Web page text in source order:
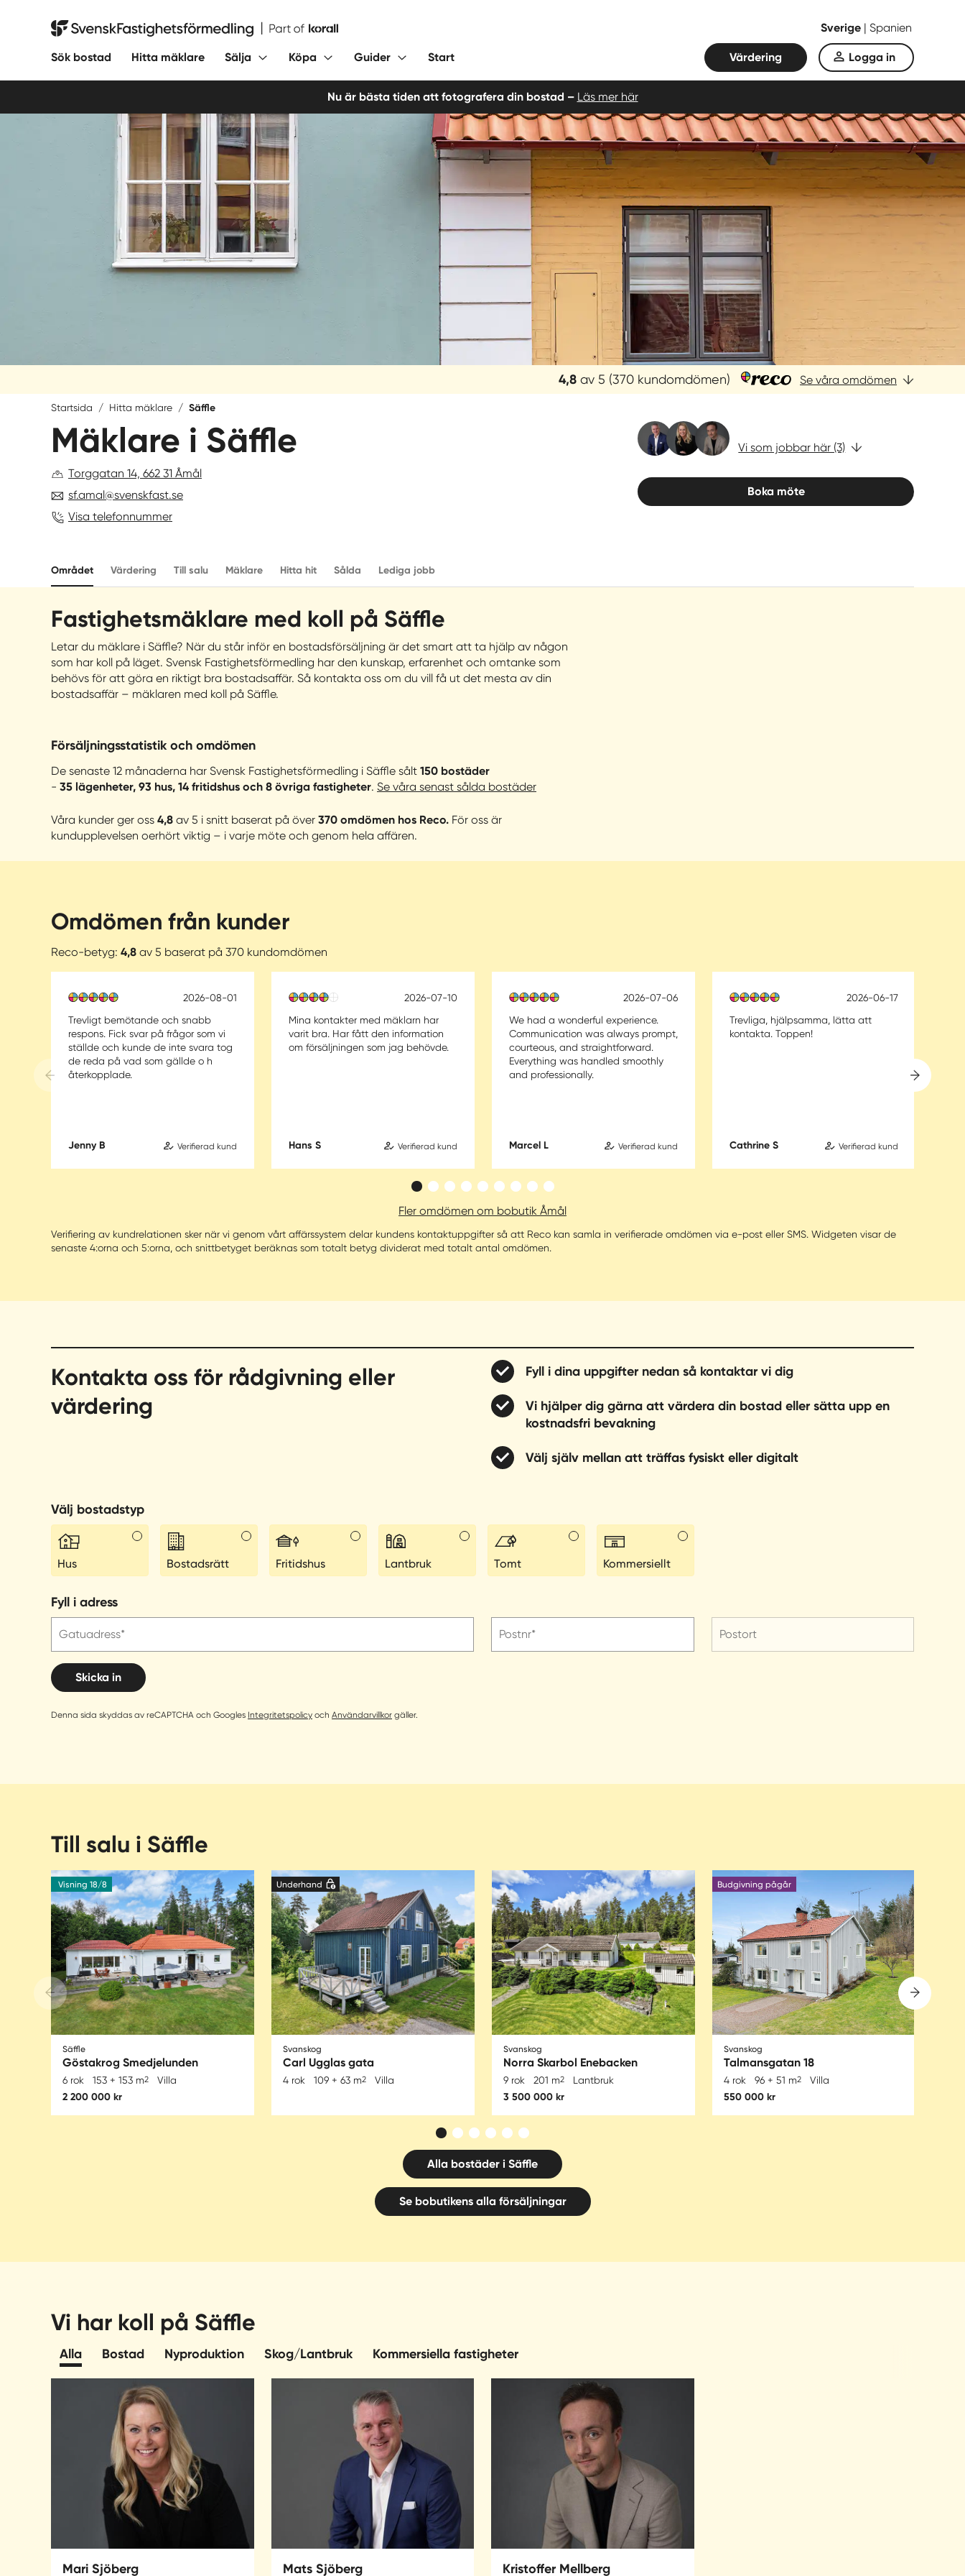
Svensk Fastighetsförmedling Sverige | Spanien
Sök bostad Hitta mäklare Sälja Köpa Guider Start Värdering Logga in
Nu är bästa tiden att fotografera din bostad – Läs mer här
Reco
betyg:
4,8 av 5 (370 kundomdömen) Se våra omdömen
Startsida / Hitta mäklare / Säffle
Mäklare i Säffle
Torggatan 14, 662 31 Åmål
sf.amal@svenskfast.se
Visa telefonnummer
Vi som jobbar här (3)
Boka möte
Området Värdering Till salu Mäklare Hitta hit Sålda Lediga jobb
Fastighetsmäklare med koll på Säffle
Letar du mäklare i Säffle? När du står inför en bostadsförsäljning är det smart att ta hjälp av någon
som har koll på läget. Svensk Fastighetsförmedling har den kunskap, erfarenhet och omtanke som
behövs för att göra en riktigt bra bostadsaffär. Så kontakta oss om du vill få ut det mesta av din
bostadsaffär – mäklaren med koll på Säffle.
Försäljningsstatistik och omdömen
De senaste 12 månaderna har Svensk Fastighetsförmedling i Säffle sålt 150 bostäder
- 35 lägenheter, 93 hus, 14 fritidshus och 8 övriga fastigheter. Se våra senast sålda bostäder
Våra kunder ger oss 4,8 av 5 i snitt baserat på över 370 omdömen hos Reco. För oss är
kundupplevelsen oerhört viktig – i varje möte och genom hela affären.
Omdömen från kunder
Reco-betyg: 4,8 av 5 baserat på 370 kundomdömen
2026-08-01
Trevligt bemötande och snabb
respons. Fick svar på frågor som vi
ställde och kunde de inte svara tog
de reda på vad som gällde o h
återkopplade.
Jenny B Verifierad kund
2026-07-10
Mina kontakter med mäklarn har
varit bra. Har fått den information
om försäljningen som jag behövde.
Hans S Verifierad kund
2026-07-06
We had a wonderful experience.
Communication was always prompt,
courteous, and straightforward.
Everything was handled smoothly
and professionally.
Marcel L Verifierad kund
2026-06-17
Trevliga, hjälpsamma, lätta att
kontakta. Toppen!
Cathrine S Verifierad kund
Fler omdömen om bobutik Åmål
Verifiering av kundrelationen sker när vi genom vårt affärssystem delar kundens kontaktuppgifter så att Reco kan samla in verifierade omdömen via e-post eller SMS. Widgeten visar de
senaste 4:orna och 5:orna, och snittbetyget beräknas som totalt betyg dividerat med totalt antal omdömen.
Kontakta oss för rådgivning eller
värdering
Fyll i dina uppgifter nedan så kontaktar vi dig
Vi hjälper dig gärna att värdera din bostad eller sätta upp en
kostnadsfri bevakning
Välj själv mellan att träffas fysiskt eller digitalt
Välj bostadstyp
Hus Bostadsrätt Fritidshus Lantbruk Tomt Kommersiellt
Fyll i adress
Gatuadress* Postnr* Postort
Skicka in
Denna sida skyddas av reCAPTCHA och Googles Integritetspolicy och Användarvillkor gäller.
Till salu i Säffle
Visning 18/8
Säffle
Göstakrog Smedjelunden
6 rok 153 + 153 m2 Villa
2 200 000 kr
Underhand
Svanskog
Carl Ugglas gata
4 rok 109 + 63 m2 Villa
Svanskog
Norra Skarbol Enebacken
9 rok 201 m2 Lantbruk
3 500 000 kr
Budgivning pågår
Svanskog
Talmansgatan 18
4 rok 96 + 51 m2 Villa
550 000 kr
Alla bostäder i Säffle
Se bobutikens alla försäljningar
Vi har koll på Säffle
Alla Bostad Nyproduktion Skog/Lantbruk Kommersiella fastigheter
Mari Sjöberg Mats Sjöberg Kristoffer Mellberg